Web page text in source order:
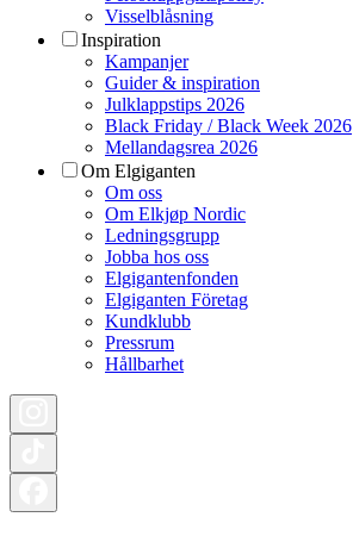
Visselblåsning
Inspiration
Kampanjer
Guider & inspiration
Julklappstips 2026
Black Friday / Black Week 2026
Mellandagsrea 2026
Om Elgiganten
Om oss
Om Elkjøp Nordic
Ledningsgrupp
Jobba hos oss
Elgigantenfonden
Elgiganten Företag
Kundklubb
Pressrum
Hållbarhet